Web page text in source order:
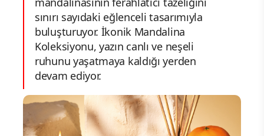
sınırı sayıdaki eğlenceli tasarımıyla
buluşturuyor. İkonik Mandalina
Koleksiyonu, yazın canlı ve neşeli
ruhunu yaşatmaya kaldığı yerden
devam ediyor.